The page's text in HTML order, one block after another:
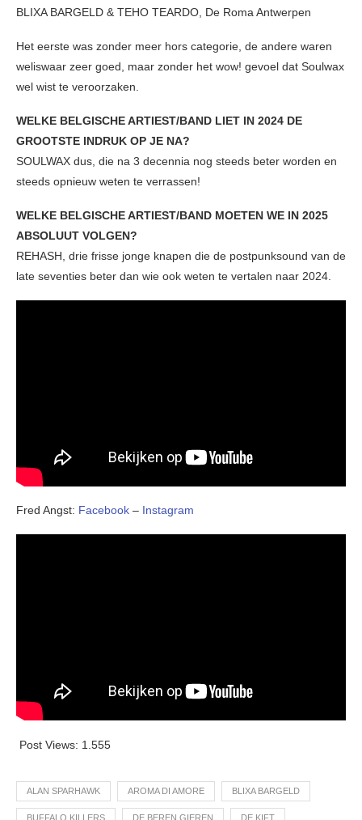
BLIXA BARGELD & TEHO TEARDO, De Roma Antwerpen
Het eerste was zonder meer hors categorie, de andere waren
weliswaar zeer goed, maar zonder het wow! gevoel dat Soulwax
wel wist te veroorzaken.
WELKE BELGISCHE ARTIEST/BAND LIET IN 2024 DE
GROOTSTE INDRUK OP JE NA?
SOULWAX dus, die na 3 decennia nog steeds beter worden en
steeds opnieuw weten te verrassen!
WELKE BELGISCHE ARTIEST/BAND MOETEN WE IN 2025
ABSOLUUT VOLGEN?
REHASH, drie frisse jonge knapen die de postpunksound van de
late seventies beter dan wie ook weten te vertalen naar 2024.
Fred Angst: Facebook – Instagram
Post Views: 1.555
ALAN SPARHAWK AROMA DI AMORE BLIXA BARGELD
BUFFALO KILLERS DE BEREN GIEREN DE KIFT